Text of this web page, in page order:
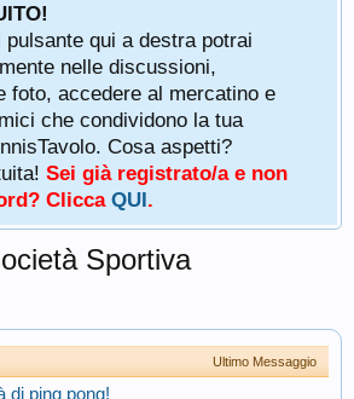
qui a destra potrai
nelle discussioni,
foto, accedere al mercatino e
che condividono la tua
Cosa aspetti?
Sei già registrato/a e non
Clicca QUI.
Sportiva
Ultimo Messaggio
di ping pong!